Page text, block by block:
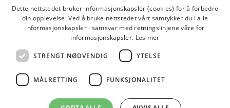
a
s
t
Smakspreferanser?
Konserter
Teater Humor Barn Dans
Dette nettstedet bruker informasjonskapsler (cookies) for å forbedre
din opplevelse. Ved å bruke nettstedet vårt samtykker du i alle
informasjonskapsler i samsvar med retningslinjene våre for
informasjonskapsler. Les mer
STRENGT NØDVENDIG YTELSE
MÅLRETTING FUNKSJONALITET